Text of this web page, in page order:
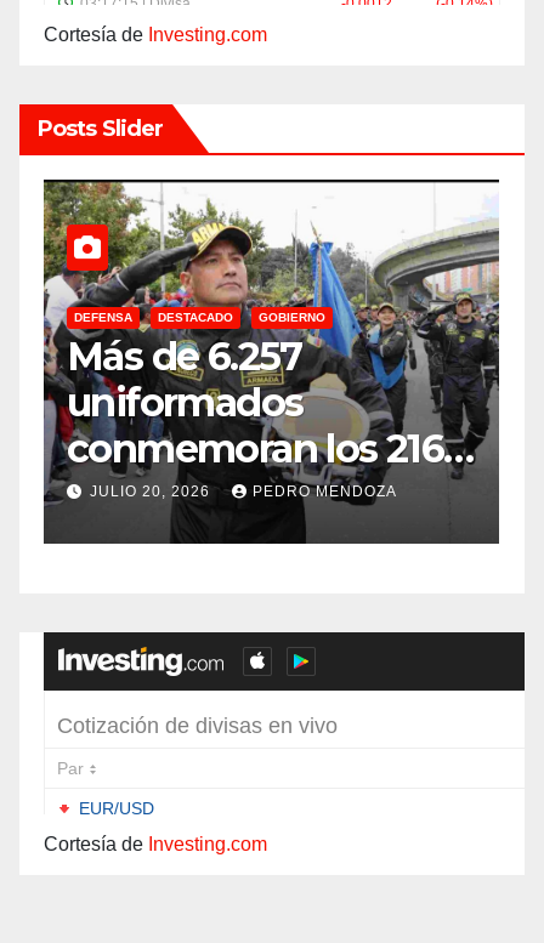
Cortesía de Investing.com
Posts Slider
DEFENSA DESTACADO GOBIERNO
Más de 6.257
uniformados
conmemoran los 216
años de
Independencia en el
JULIO 20, 2026 PEDRO MENDOZA
Cortesía de Investing.com